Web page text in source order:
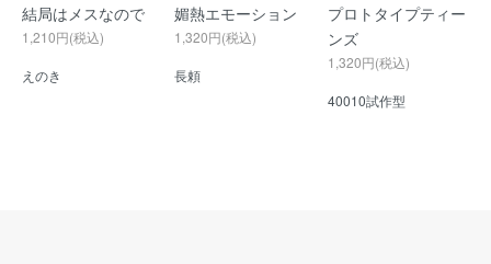
結局はメスなので
1,210円(税込)
えのき
媚熱エモーション
1,320円(税込)
長頼
プロトタイプティー
ンズ
1,320円(税込)
40010試作型